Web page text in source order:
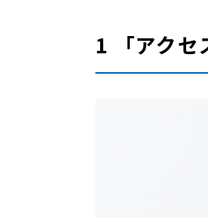
1 「アクセ